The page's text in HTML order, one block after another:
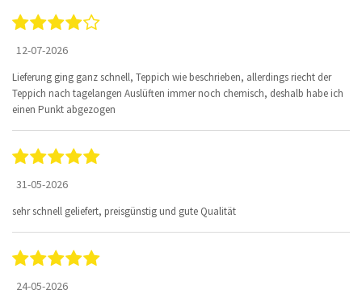
12-07-2026
Lieferung ging ganz schnell, Teppich wie beschrieben, allerdings riecht der
Teppich nach tagelangen Auslüften immer noch chemisch, deshalb habe ich
einen Punkt abgezogen
31-05-2026
sehr schnell geliefert, preisgünstig und gute Qualität
24-05-2026